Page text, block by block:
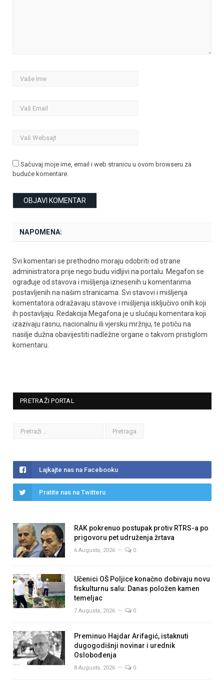
Sačuvaj moje ime, email i web stranicu u ovom browseru za
buduće komentare.
NAPOMENA:
Svi komentari se prethodno moraju odobriti od strane
administratora prije nego budu vidljivi na portalu. Megafon se
ograđuje od stavova i mišljenja iznesenih u komentarima
postavljenih na našim stranicama. Svi stavovi i mišljenja
komentatora odražavaju stavove i mišljenja isključivo onih koji
ih postavljaju. Redakcija Megafona je u slučaju komentara koji
izazivaju rasnu, nacionalnu ili vjersku mržnju, te potiču na
nasilje dužna obavijestiti nadležne organe o takvom pristiglom
komentaru.
PRETRAŽI PORTAL
Lajkajte nas na Facebooku
Pratite nas na Twitteru
RAK pokrenuo postupak protiv RTRS-a po
prigovoru pet udruženja žrtava
6 Augusta, 2026 0
Učenici OŠ Poljice konačno dobivaju novu
fiskulturnu salu: Danas položen kamen
temeljac
7 Augusta, 2026 0
Preminuo Hajdar Arifagić, istaknuti
dugogodišnji novinar i urednik
Oslobođenja
8 Augusta, 2026 0